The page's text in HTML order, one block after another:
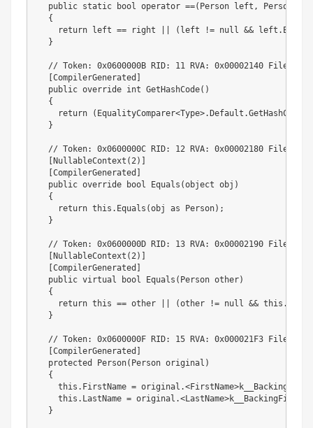
public static bool operator ==(Person left, Person
  {
return left == right || (left != null &&
  }
// Token: 0x0600000B RID: 11 RVA: 0x00002140 File
  [CompilerGenerated]
  public override int GetHashCode()
  {
return
  }
// Token: 0x0600000C RID: 12 RVA: 0x00002180 File
  [NullableContext(2)]
  [CompilerGenerated]
  public override bool Equals(object obj)
  {
    return this.Equals(obj as Person);
  }
// Token: 0x0600000D RID: 13 RVA: 0x00002190 File
  [NullableContext(2)]
  [CompilerGenerated]
  public virtual bool Equals(Person other)
  {
return this == other || (other != null &&
  }
// Token: 0x0600000F RID: 15 RVA: 0x000021F3 File
  [CompilerGenerated]
  protected Person(Person original)
  {
this.FirstName =
    this.LastName = original.<LastName>k__BackingField;
  }